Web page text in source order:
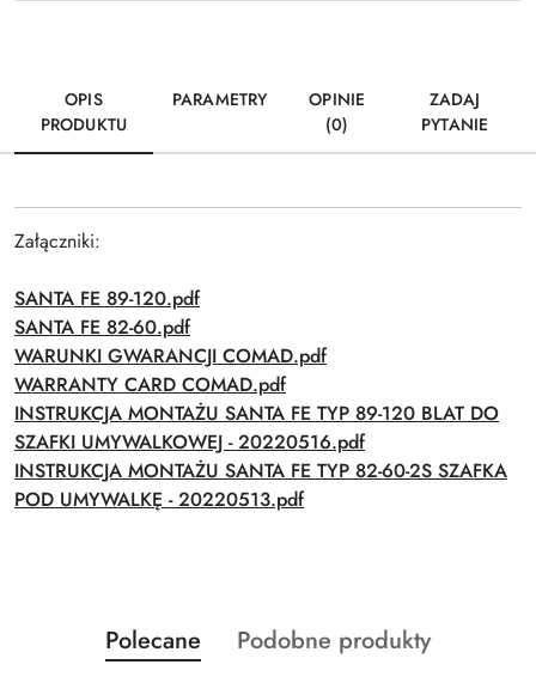
OPIS
PRODUKTU
PARAMETRY
OPINIE
(0)
ZADAJ
PYTANIE
Załączniki:
SANTA FE 89-120.pdf
SANTA FE 82-60.pdf
WARUNKI GWARANCJI COMAD.pdf
WARRANTY CARD COMAD.pdf
INSTRUKCJA MONTAŻU SANTA FE TYP 89-120 BLAT DO
SZAFKI UMYWALKOWEJ - 20220516.pdf
INSTRUKCJA MONTAŻU SANTA FE TYP 82-60-2S SZAFKA
POD UMYWALKĘ - 20220513.pdf
Pomiń karuzelę produktów
Produkty
o
Polecane
Produkty
Podobne produkty